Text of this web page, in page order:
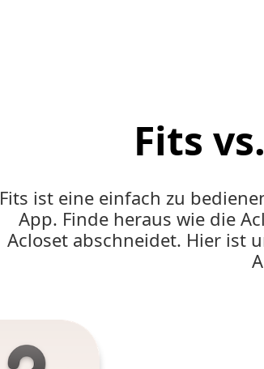
Fits
Fits ist eine einfach zu
App. Finde heraus wie die
Acloset abschneidet. Hier ist